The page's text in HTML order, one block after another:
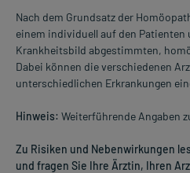
Nach dem Grundsatz der
einem individuell auf den Patienten
Krankheitsbild abgestimmten,
Dabei können die verschiedenen
unterschiedlichen Erkrankungen
Hinweis: Weiterführende Angaben
Zu Risiken und Nebenwirkungen
und fragen Sie Ihre Ärztin, Ihren